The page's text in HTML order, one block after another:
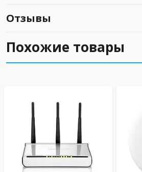
Отзывы
Похожие товары